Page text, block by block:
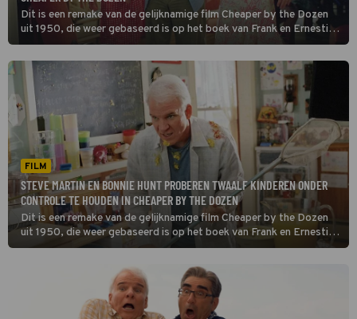
Dit is een remake van de gelijknamige film Cheaper by the Dozen
uit 1950, die weer gebaseerd is op het boek van Frank en Ernestine
Gilbreth, een echtpaar dat in de jaren 40 ook echt een gezin met
twaalf kinderen had.
FILM
STEVE MARTIN EN BONNIE HUNT PROBEREN TWAALF KINDEREN ONDER
CONTROLE TE HOUDEN IN CHEAPER BY THE DOZEN
Dit is een remake van de gelijknamige film Cheaper by the Dozen
uit 1950, die weer gebaseerd is op het boek van Frank en Ernestine
Gilbreth, een echtpaar dat in de jaren 40 ook echt een gezin met